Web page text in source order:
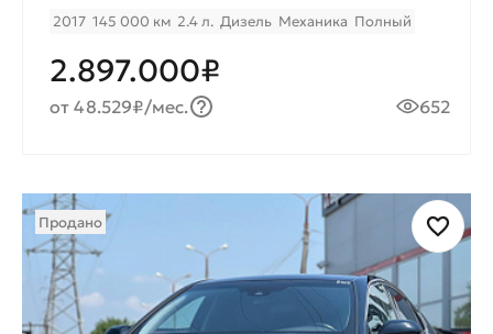
2017 145 000 км 2.4 л. Дизель Механика Полный
2.897.000₽
от 48.529₽/мес. 652
Продано